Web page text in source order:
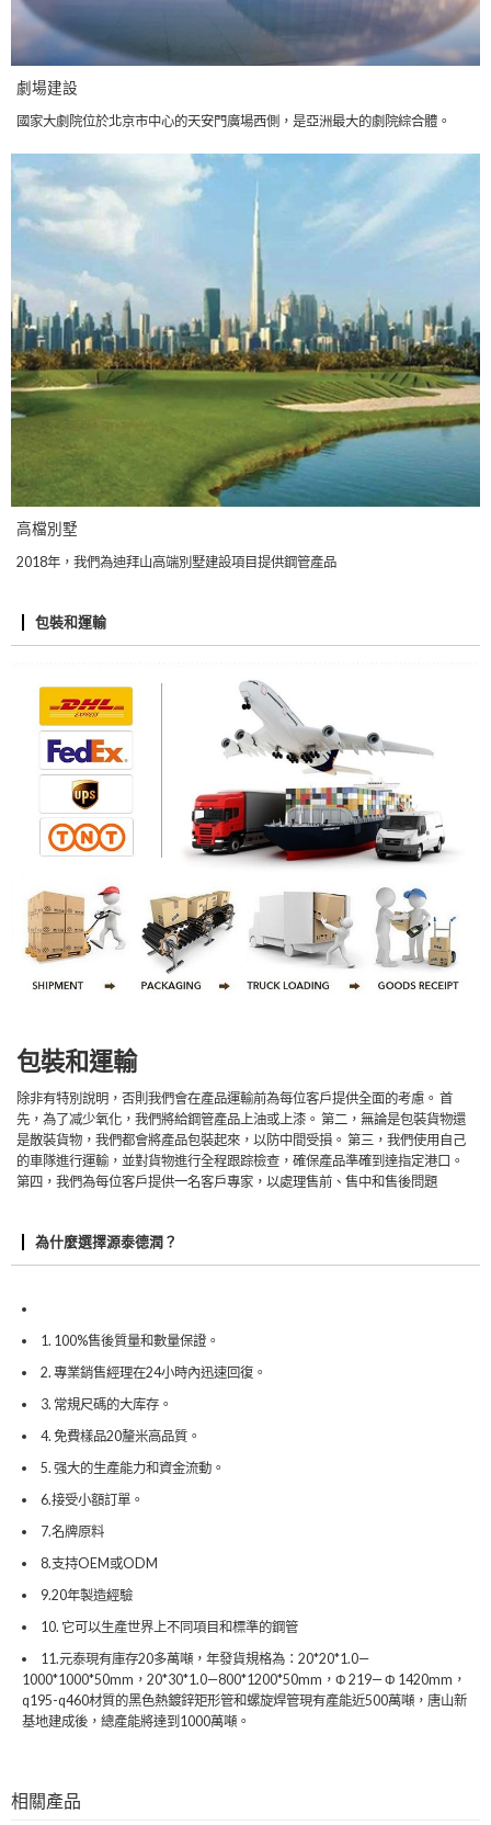
劇場建設
國家大劇院位於北京市中心的天安門廣場西側，是亞洲最大的劇院綜合體。
高檔別墅
2018年，我們為迪拜山高端別墅建設項目提供鋼管產品
包裝和運輸
包裝和運輸
除非有特別說明，否則我們會在產品運輸前為每位客戶提供全面的考慮。 首
先，為了减少氧化，我們將給鋼管產品上油或上漆。 第二，無論是包裝貨物還
是散裝貨物，我們都會將產品包裝起來，以防中間受損。 第三，我們使用自己
的車隊進行運輸，並對貨物進行全程跟踪檢查，確保產品準確到達指定港口。
第四，我們為每位客戶提供一名客戶專家，以處理售前、售中和售後問題
為什麼選擇源泰德潤？
1. 100%售後質量和數量保證。
2. 專業銷售經理在24小時內迅速回復。
3. 常規尺碼的大库存。
4. 免費樣品20釐米高品質。
5. 强大的生產能力和資金流動。
6.接受小額訂單。
7.名牌原料
8.支持OEM或ODM
9.20年製造經驗
10. 它可以生產世界上不同項目和標準的鋼管
11.元泰現有庫存20多萬噸，年發貨規格為：20*20*1.0—
1000*1000*50mm，20*30*1.0—800*1200*50mm，Φ 219— Φ 1420mm，
q195-q460材質的黑色熱鍍鋅矩形管和螺旋焊管現有產能近500萬噸，唐山新
基地建成後，總產能將達到1000萬噸。
相關產品